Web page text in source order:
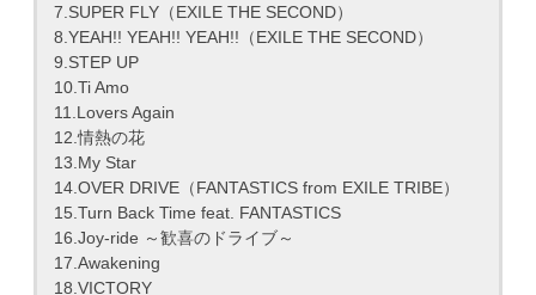
7.SUPER FLY（EXILE THE SECOND）
8.YEAH!! YEAH!! YEAH!!（EXILE THE SECOND）
9.STEP UP
10.Ti Amo
11.Lovers Again
12.情熱の花
13.My Star
14.OVER DRIVE（FANTASTICS from EXILE TRIBE）
15.Turn Back Time feat. FANTASTICS
16.Joy-ride ～歓喜のドライブ～
17.Awakening
18.VICTORY